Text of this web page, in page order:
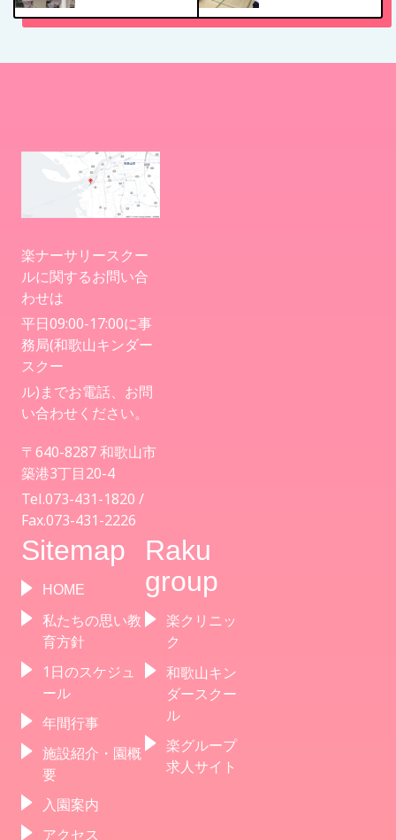
楽ナーサリースクー
ルに関するお問い合
わせは
平日09:00-17:00に事
務局(和歌山キンダー
スクー
ル)までお電話、お問
い合わせください。
〒640-8287 和歌山市
築港3丁目20-4
Tel.073-431-1820 /
Fax.073-431-2226
Sitemap
HOME
私たちの思い教
育方針
1日のスケジュ
ール
年間行事
施設紹介・園概
要
入園案内
アクセス
Raku
group
楽クリニッ
ク
和歌山キン
ダースクー
ル
楽グループ
求人サイト